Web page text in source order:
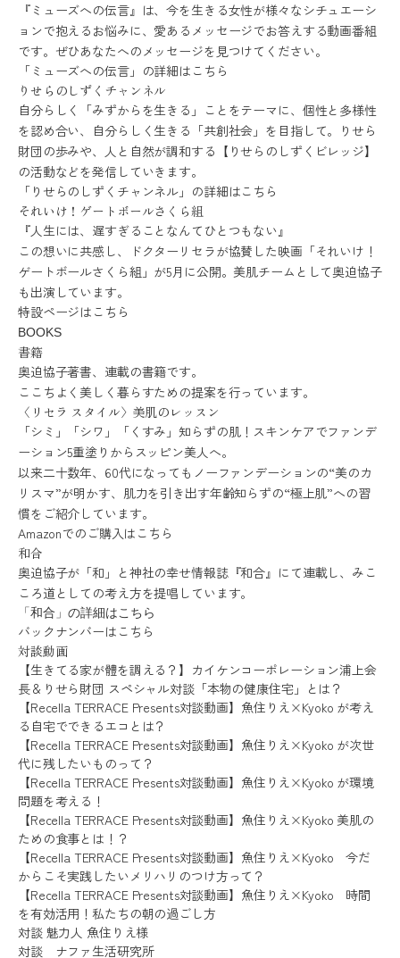
『ミューズへの伝言』は、今を生きる女性が様々なシチュエーシ
ョンで抱えるお悩みに、愛あるメッセージでお答えする動画番組
です。ぜひあなたへのメッセージを見つけてください。
「ミューズへの伝言」の詳細はこちら
りせらのしずくチャンネル
自分らしく「みずからを生きる」ことをテーマに、個性と多様性
を認め合い、自分らしく生きる「共創社会」を目指して。りせら
財団の歩みや、人と自然が調和する【りせらのしずくビレッジ】
の活動などを発信していきます。
「りせらのしずくチャンネル」の詳細はこちら
それいけ！ゲートボールさくら組
『人生には、遅すぎることなんてひとつもない』
この想いに共感し、ドクターリセラが協賛した映画「それいけ！
ゲートボールさくら組」が5月に公開。美肌チームとして奥迫協子
も出演しています。
特設ページはこちら
BOOKS
書籍
奥迫協子著書、連載の書籍です。
ここちよく美しく暮らすための提案を行っています。
〈リセラ スタイル〉美肌のレッスン
「シミ」「シワ」「くすみ」知らずの肌！スキンケアでファンデ
ーション5重塗りからスッピン美人へ。
以来二十数年、60代になってもノーファンデーションの“美のカ
リスマ”が明かす、肌力を引き出す年齢知らずの“極上肌”への習
慣をご紹介しています。
Amazonでのご購入はこちら
和合
奥迫協子が「和」と神社の幸せ情報誌『和合』にて連載し、みこ
ころ道としての考え方を提唱しています。
「和合」の詳細はこちら
バックナンバーはこちら
対談動画
【生きてる家が體を調える？】カイケンコーポレーション浦上会
長＆りせら財団 スペシャル対談「本物の健康住宅」とは？
【Recella TERRACE Presents対談動画】魚住りえ×Kyoko が考え
る自宅でできるエコとは？
【Recella TERRACE Presents対談動画】魚住りえ×Kyoko が次世
代に残したいものって？
【Recella TERRACE Presents対談動画】魚住りえ×Kyoko が環境
問題を考える！
【Recella TERRACE Presents対談動画】魚住りえ×Kyoko 美肌の
ための食事とは！？
【Recella TERRACE Presents対談動画】魚住りえ×Kyoko 今だ
からこそ実践したいメリハリのつけ方って？
【Recella TERRACE Presents対談動画】魚住りえ×Kyoko 時間
を有効活用！私たちの朝の過ごし方
対談 魅力人 魚住りえ様
対談 ナファ生活研究所